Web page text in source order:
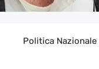
Politica Nazionale